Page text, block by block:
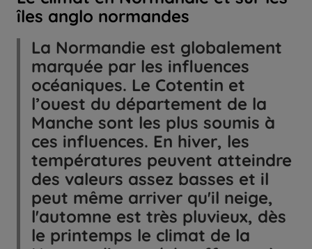
îles anglo normandes
La Normandie est globalement
marquée par les influences
océaniques. Le Cotentin et
l’ouest du département de la
Manche sont les plus soumis à
ces influences. En hiver, les
températures peuvent atteindre
des valeurs assez basses et il
peut même arriver qu'il neige,
l'automne est très pluvieux, dès
le printemps le climat de la